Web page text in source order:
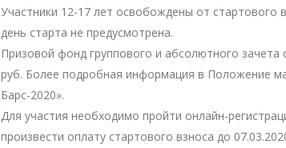
Участники 12-17 лет освобождены от стартового
день старта не предусмотрена.
Призовой фонд группового и абсолютного зачета
руб. Более подробная информация в Положение
Барс-2020».
Для участия необходимо пройти онлайн-
произвести оплату стартового взноса до